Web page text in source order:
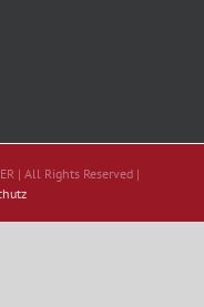
| All Rights Reserved |